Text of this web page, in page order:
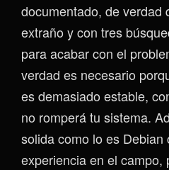
documentado, de verdad
extraño y con tres
para acabar con el
verdad es necesario
es demasiado estable,
no romperá tu sistema.
solida como lo es Debian
experiencia en el campo,